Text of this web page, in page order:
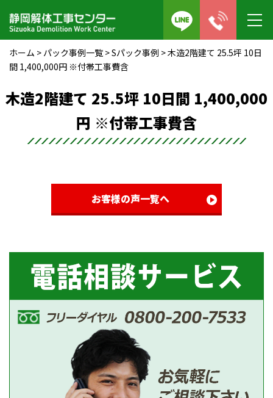
ホーム > パック事例一覧 >Sパック事例 >木造2階建て 25.5坪 10日
間 1,400,000円 ※付帯工事費含
木造2階建て 25.5坪 10日間 1,400,000
円 ※付帯工事費含
お客様の声一覧へ